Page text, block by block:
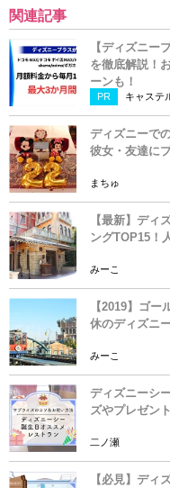
関連記事
【ディズニー
を徹底解説！
ーンも！
PR キャステ
ディズニーで
彼女・友達に
まちゅ
【最新】ディ
ングTOP15！
みーこ
【2019】ゴ
休のディズニ
みーこ
ディズニーシ
ズやプレゼン
二ノ瀬
【必見】ディ